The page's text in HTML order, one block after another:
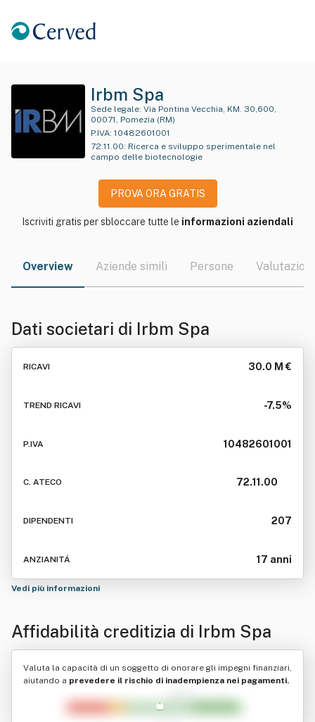
Irbm Spa
Sede legale:
00071, Pomezia (RM)
P.IVA: 10482601001
72.11.00: Ricerca e sviluppo sperimentale nel
campo delle biotecnologie
PROVA ORA GRATIS
Iscriviti gratis per sbloccare tutte le informazioni aziendali
Overview Aziende simili Persone Valutazioni
Dati societari di Irbm Spa
RICAVI 30.0 M €
TREND RICAVI -7.5%
P.IVA 10482601001
C. ATECO 72.11.00
DIPENDENTI 207
ANZIANITÁ 17 anni
Vedi più informazioni
Affidabilità creditizia di Irbm Spa
Valuta la capacità di un soggetto di onorare gli impegni finanziari,
aiutando a prevedere il rischio di inadempienza nei pagamenti.